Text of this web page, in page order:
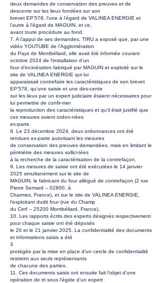
deux demandes de conservation des preuves et de
descente sur les lieux fondées sur son
brevet EP’578, l’une à l’égard de VALINEA ENERGIE et
l’autre à l’égard de MAGUIN, et ce,
avant toute procédure au fond.
7. A l’appui de ses demandes, TIRU a exposé que, par une
vidéo YOUTUBE de l’Agglomération
du Pays de Montbéliard, elle avait été informée courant
octobre 2024 de l’installation d’un
four d’incinération fabriqué par MAGUIN et exploité sur le
site de VALINEA ENERGIE qui lui
apparaissait contrefaire les caractéristiques de son brevet
EP’578, qu’une saisie et une des-cente
sur les lieux par un expert judiciaire étaient nécessaires pour
lui permettre de confir-mer
la reproduction des caractéristiques et qu’il était justifié que
ces mesures soient ordon-nées
ex-parte.
8. Le 23 décembre 2024, deux ordonnances ont été
rendues ex-parte autorisant les mesures
de conservation des preuves demandées, mais en limitant le
périmètre des mesures sollici-tées
à la recherche de la caractérisation de la contrefaçon.
9. Les mesures de saisie ont été exécutées le 14 janvier
2025 simultanément sur le site de
MAGUIN, le fabricant du four allégué de contrefaçon (2 rue
Pierre Semard – 02800, à
Charmes, France), et sur le site de VALINEA ENERGIE,
l’exploitant dudit four (rue du Champ
du Cerf – 25200 Montbéliard, France).
10. Les rapports écrits des experts désignés respectivement
pour chaque saisie ont été déposés
le 20 et le 21 janvier 2025. La confidentialité des documents
et informations saisis a été
3
protégée par la mise en place d’un cercle de confidentialité
restreint aux seuls représentants
de chacune des parties.
11. Ces documents saisis ont ensuite fait l’objet d’une
opération de tri sous l’égide d’un expert